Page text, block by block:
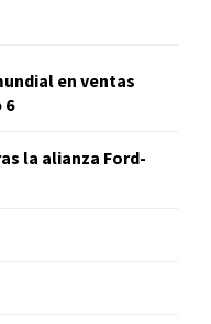
en ventas
6
la alianza Ford-